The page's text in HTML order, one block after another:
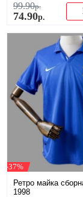
99.90р.
74.90р.
-37%
Ретро майка
1998